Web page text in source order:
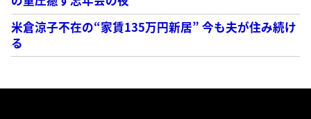
米倉涼子不在の“家賃135万円新居” 今も夫が住み続け
る